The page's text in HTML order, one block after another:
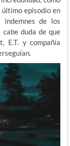
último episodio en
de los
duda de que
E.T. y compañía